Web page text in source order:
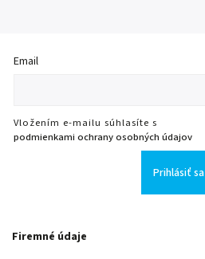
Email
Vložením e-mailu súhlasíte s
podmienkami ochrany osobných údajov
Prihlásiť sa
Firemné údaje